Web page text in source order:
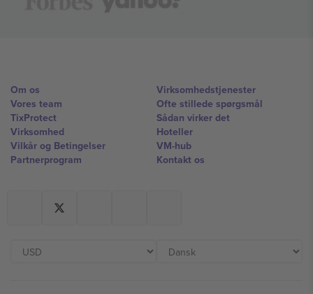
Om os
Vores team
TixProtect
Virksomhed
Vilkår og Betingelser
Partnerprogram
Virksomhedstjenester
Ofte stillede spørgsmål
Sådan virker det
Hoteller
VM-hub
Kontakt os